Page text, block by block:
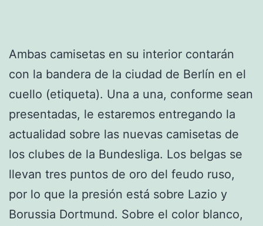
Ambas camisetas en su interior contarán
con la bandera de la ciudad de Berlín en el
cuello (etiqueta). Una a una, conforme sean
presentadas, le estaremos entregando la
actualidad sobre las nuevas camisetas de
los clubes de la Bundesliga. Los belgas se
llevan tres puntos de oro del feudo ruso,
por lo que la presión está sobre Lazio y
Borussia Dortmund. Sobre el color blanco,